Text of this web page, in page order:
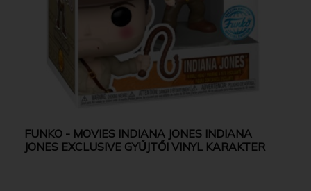
FUNKO - MOVIES INDIANA JONES INDIANA
JONES EXCLUSIVE GYŰJTŐI VINYL KARAKTER